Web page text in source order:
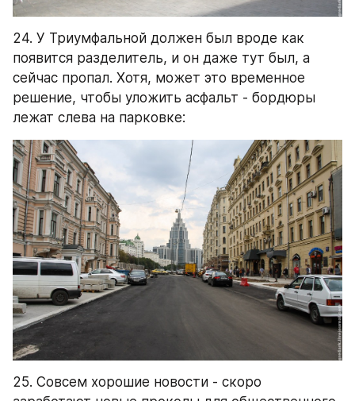
24. У Триумфальной должен был вроде как
появится разделитель, и он даже тут был, а
сейчас пропал. Хотя, может это временное
решение, чтобы уложить асфальт - бордюры
лежат слева на парковке:
25. Совсем хорошие новости - скоро